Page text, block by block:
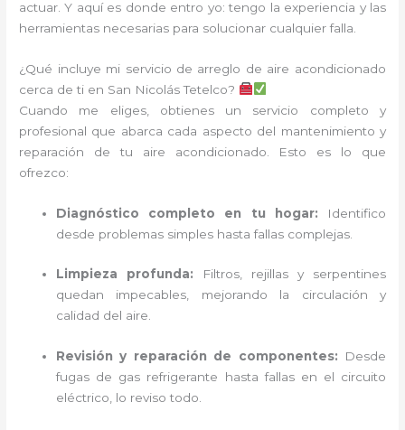
actuar. Y aquí es donde entro yo: tengo la experiencia y las
herramientas necesarias para solucionar cualquier falla.
¿Qué incluye mi servicio de arreglo de aire acondicionado
cerca de ti en San Nicolás Tetelco?
Cuando me eliges, obtienes un servicio completo y
profesional que abarca cada aspecto del mantenimiento y
reparación de tu aire acondicionado. Esto es lo que
ofrezco:
Diagnóstico completo en tu hogar: Identifico
desde problemas simples hasta fallas complejas.
Limpieza profunda: Filtros, rejillas y serpentines
quedan impecables, mejorando la circulación y
calidad del aire.
Revisión y reparación de componentes: Desde
fugas de gas refrigerante hasta fallas en el circuito
eléctrico, lo reviso todo.